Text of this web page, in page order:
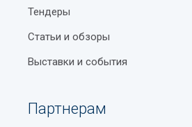
Тендеры
Статьи и обзоры
Выставки и события
Партнерам